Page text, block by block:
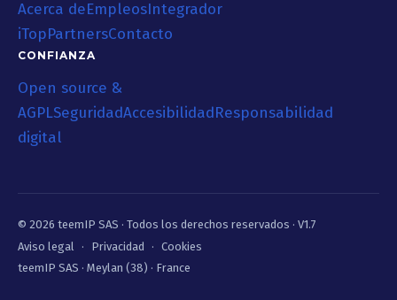
Acerca deEmpleosIntegrador
iTopPartnersContacto
CONFIANZA
Open source &
AGPLSeguridadAccesibilidadResponsabilidad
digital
© 2026 teemIP SAS · Todos los derechos reservados · V1.7
Aviso legal
· Privacidad · Cookies
teemIP SAS · Meylan (38) · France